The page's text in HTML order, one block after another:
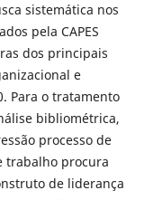
sistemática nos
pela CAPES
dos principais
e
Para o tratamento
bibliométrica,
processo de
trabalho procura
de liderança